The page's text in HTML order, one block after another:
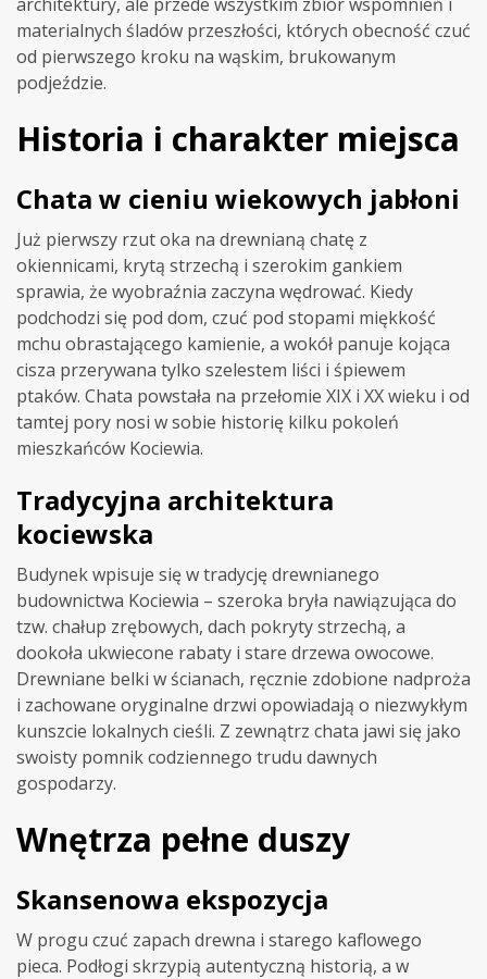
materialnych śladów przeszłości, których obecność czuć
od pierwszego kroku na wąskim, brukowanym
podjeździe.
Historia i charakter miejsca
Chata w cieniu wiekowych jabłoni
Już pierwszy rzut oka na drewnianą chatę z
okiennicami, krytą strzechą i szerokim gankiem
sprawia, że wyobraźnia zaczyna wędrować. Kiedy
podchodzi się pod dom, czuć pod stopami miękkość
mchu obrastającego kamienie, a wokół panuje kojąca
cisza przerywana tylko szelestem liści i śpiewem
ptaków. Chata powstała na przełomie XIX i XX wieku i od
tamtej pory nosi w sobie historię kilku pokoleń
mieszkańców Kociewia.
Tradycyjna architektura
kociewska
Budynek wpisuje się w tradycję drewnianego
budownictwa Kociewia – szeroka bryła nawiązująca do
tzw. chałup zrębowych, dach pokryty strzechą, a
dookoła ukwiecone rabaty i stare drzewa owocowe.
Drewniane belki w ścianach, ręcznie zdobione nadproża
i zachowane oryginalne drzwi opowiadają o niezwykłym
kunszcie lokalnych cieśli. Z zewnątrz chata jawi się jako
swoisty pomnik codziennego trudu dawnych
gospodarzy.
Wnętrza pełne duszy
Skansenowa ekspozycja
W progu czuć zapach drewna i starego kaflowego
pieca. Podłogi skrzypią autentyczną historią, a w